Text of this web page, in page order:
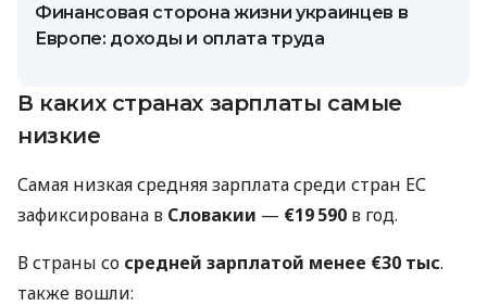
Финансовая сторона жизни украинцев в
Европе: доходы и оплата труда
В каких странах зарплаты самые
низкие
Самая низкая средняя зарплата среди стран ЕС
зафиксирована в Словакии — €19 590 в год.
В страны со средней зарплатой менее €30 тыс.
также вошли: